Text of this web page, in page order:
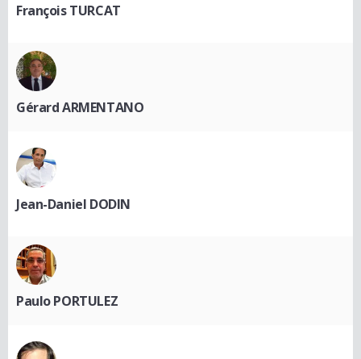
François TURCAT
Gérard ARMENTANO
Jean-Daniel DODIN
Paulo PORTULEZ